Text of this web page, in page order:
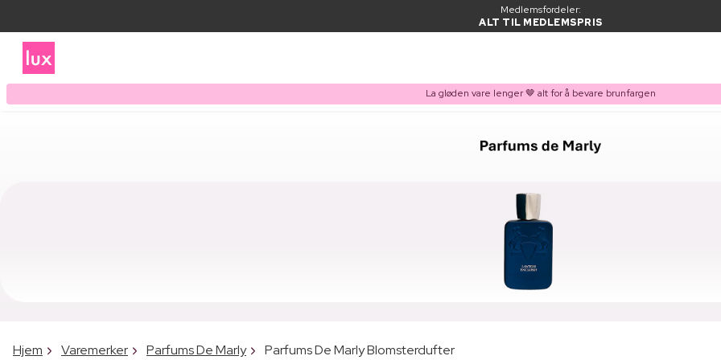
Medlemsfordeler:
ALT TIL MEDLEMSPRIS
La gløden vare lenger 🤎 alt for å bevare brunfargen
Hjem Varemerker Parfums De Marly Parfums De Marly Blomsterdufter